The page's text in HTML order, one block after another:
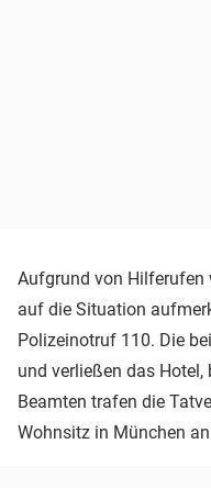
Aufgrund von Hilferufen
auf die Situation
Polizeinotruf 110. Die
und verließen das
Beamten trafen die
Wohnsitz in München